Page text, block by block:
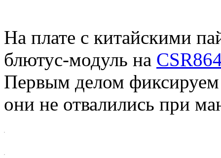
На плате с китайскими
блютус-модуль на
Первым делом
они не отвалились при